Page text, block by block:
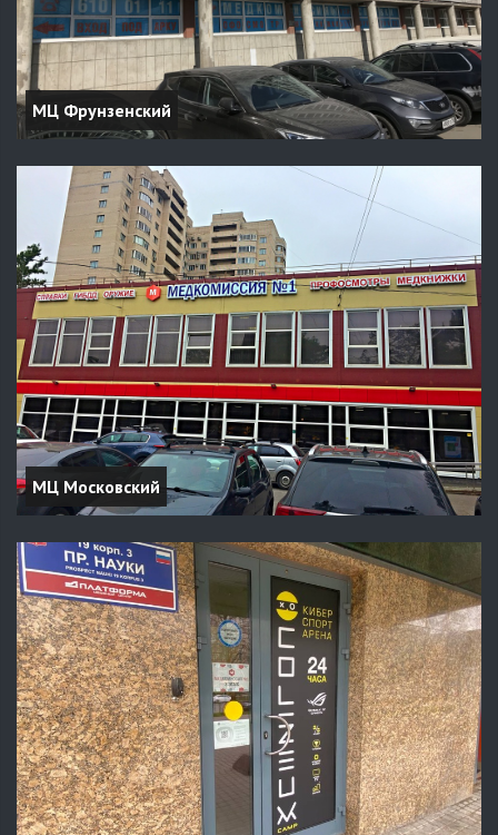
МЦ Фрунзенский
МЦ Московский